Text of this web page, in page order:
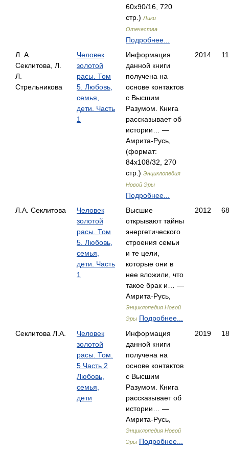
60x90/16, 720
стр.) Лики
Отечества
Подробнее...
Л. А.
Секлитова, Л.
Л.
Стрельникова
Человек
золотой
расы. Том
5. Любовь,
семья,
дети. Часть
1
Информация
данной книги
получена на
основе контактов
с Высшим
Разумом. Книга
рассказывает об
истории… —
Амрита-Русь,
(формат:
84x108/32, 270
стр.) Энциклопедия
Новой Эры
Подробнее...
2014
Л.А. Секлитова
Человек
золотой
расы. Том
5. Любовь,
семья,
дети. Часть
1
Высшие
открывают тайны
энергетического
строения семьи
и те цели,
которые они в
нее вложили, что
такое брак и… —
Амрита-Русь,
Энциклопедия Новой
Эры Подробнее...
2012
Секлитова Л.А.
Человек
золотой
расы. Том.
5 Часть 2
Любовь,
семья,
дети
Информация
данной книги
получена на
основе контактов
с Высшим
Разумом. Книга
рассказывает об
истории… —
Амрита-Русь,
Энциклопедия Новой
Эры Подробнее...
2019